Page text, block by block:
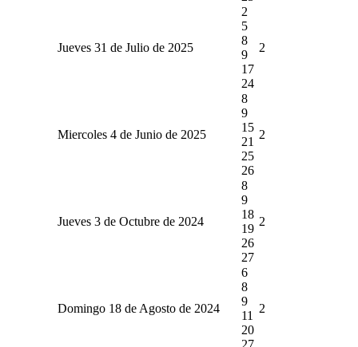
Jueves 31 de Julio de 2025
2
5
8
9
17
24
2
Miercoles 4 de Junio de 2025
8
9
15
21
25
26
2
Jueves 3 de Octubre de 2024
8
9
18
19
26
27
2
Domingo 18 de Agosto de 2024
6
8
9
11
20
27
2